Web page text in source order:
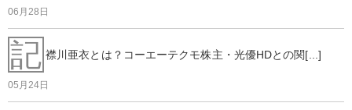
06月28日
記 襟川亜衣とは？コーエーテクモ株主・光優HDとの関[...]
05月24日